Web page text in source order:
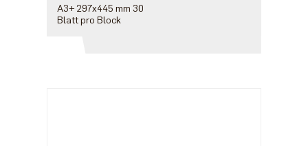
A3+ 297x445 mm 30
Blatt pro Block